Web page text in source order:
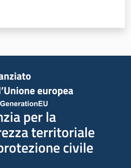
per la
territoriale
civile